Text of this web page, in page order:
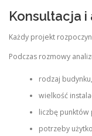
Konsultacja
Każdy projekt
Podczas rozmowy
rodzaj budynku,
wielkość
liczbę
potrzeby